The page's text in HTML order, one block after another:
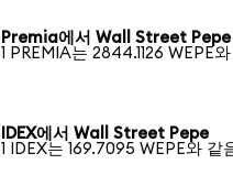
Premia에서 Wall Street Pepe
1 PREMIA는 2844.1126 WEPE
IDEX에서 Wall Street Pepe
1 IDEX는 169.7095 WEPE와 같